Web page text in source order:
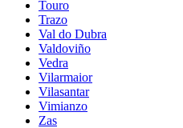
Touro
Trazo
Val do Dubra
Valdoviño
Vedra
Vilarmaior
Vilasantar
Vimianzo
Zas